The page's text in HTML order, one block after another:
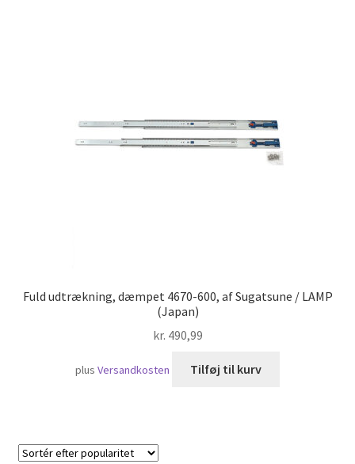
Fuld udtrækning, dæmpet 4670-600, af Sugatsune / LAMP
(Japan)
kr. 490,99
plusVersandkosten Tilføj til kurv